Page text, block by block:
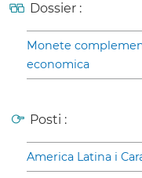
Dossier :
Monete
economica
Posti :
America Latina i